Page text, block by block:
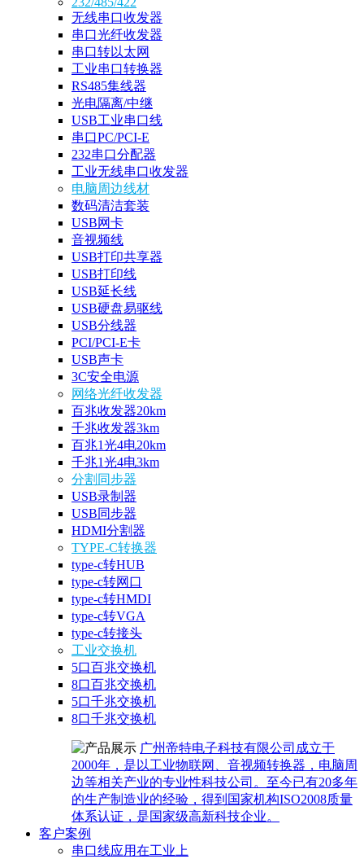
无线串口收发器
串口光纤收发器
串口转以太网
工业串口转换器
RS485集线器
光电隔离/中继
USB工业串口线
串口PC/PCI-E
232串口分配器
工业无线串口收发器
电脑周边线材
数码清洁套装
USB网卡
音视频线
USB打印共享器
USB打印线
USB延长线
USB硬盘易驱线
USB分线器
PCI/PCI-E卡
USB声卡
3C安全电源
网络光纤收发器
百兆收发器20km
千兆收发器3km
百兆1光4电20km
千兆1光4电3km
分割同步器
USB录制器
USB同步器
HDMI分割器
TYPE-C转换器
type-c转HUB
type-c转网口
type-c转HMDI
type-c转VGA
type-c转接头
工业交换机
5口百兆交换机
8口百兆交换机
5口千兆交换机
8口千兆交换机
广州帝特电子科技有限公司成立于
2000年，是以工业物联网、音视频转换器，电脑周
边等相关产业的专业性科技公司。至今已有20多年
的生产制造业的经验，得到国家机构ISO2008质量
体系认证，是国家级高新科技企业。
客户案例
串口线应用在工业上